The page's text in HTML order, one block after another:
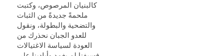
كالبنيان المرصوص، وكتبت
ملحمةً جديدةً من الثبات
والتضحية والبطولة، ونقول
للعدو الجبان نحذرك من
العودة لسياسة الاغتيالات